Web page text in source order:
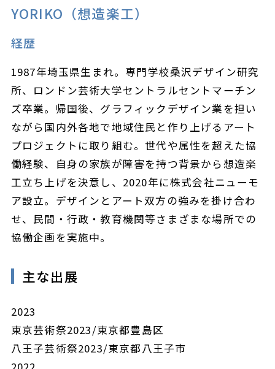
YORIKO（想造楽工）
経歴
1987年埼玉県生まれ。専門学校桑沢デザイン研究
所、ロンドン芸術大学セントラルセントマーチン
ズ卒業。帰国後、グラフィックデザイン業を担い
ながら国内外各地で地域住民と作り上げるアート
プロジェクトに取り組む。世代や属性を超えた協
働経験、自身の家族が障害を持つ背景から想造楽
工立ち上げを決意し、2020年に株式会社ニューモ
ア設立。デザインとアート双方の強みを掛け合わ
せ、民間・行政・教育機関等さまざまな場所での
協働企画を実施中。
主な出展
2023
東京芸術祭2023/東京都豊島区
八王子芸術祭2023/東京都八王子市